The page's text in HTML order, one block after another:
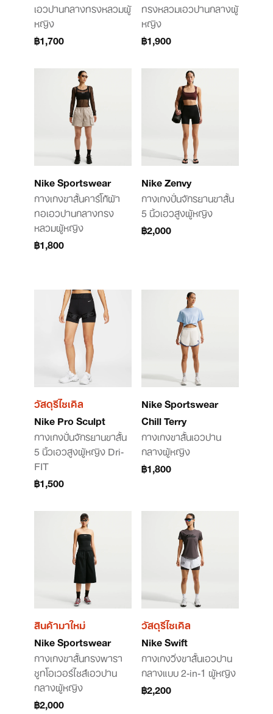
เอวปานกลางทรงหลวมผู้
หญิง
฿1,700
ทรงหลวมเอวปานกลางผู้
หญิง
฿1,900
Nike Sportswear
กางเกงขาสั้นคาร์โก้ผ้า
ทอเอวปานกลางทรง
หลวมผู้หญิง
฿1,800
Nike Zenvy
กางเกงปั่นจักรยานขาสั้น
5 นิ้วเอวสูงผู้หญิง
฿2,000
วัสดุรีไซเคิล
Nike Pro Sculpt
กางเกงปั่นจักรยานขาสั้น
5 นิ้วเอวสูงผู้หญิง Dri-
FIT
฿1,500
Nike Sportswear
Chill Terry
กางเกงขาสั้นเอวปาน
กลางผู้หญิง
฿1,800
สินค้ามาใหม่
Nike Sportswear
กางเกงขาสั้นทรงพารา
ชูทโอเวอร์ไซส์เอวปาน
กลางผู้หญิง
฿2,000
วัสดุรีไซเคิล
Nike Swift
กางเกงวิ่งขาสั้นเอวปาน
กลางแบบ 2-in-1 ผู้หญิง
฿2,200